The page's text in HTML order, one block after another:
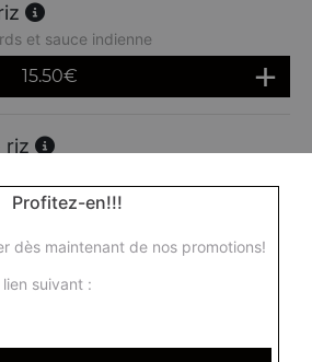
et sauce indienne
15.50€
riz
Profitez-en!!!
dès maintenant de nos promotions!
suivant :